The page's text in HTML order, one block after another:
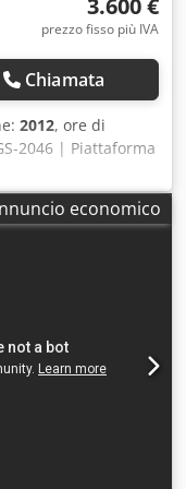
3.600 €
prezzo fisso più IVA
Chiamata
2012, ore di
2046 | Piattaforma
Svizzera
sede – Utilizzate
i costi di
oppure fate
consegna con un
dell’ispettore:
visualizzare
video?
economico